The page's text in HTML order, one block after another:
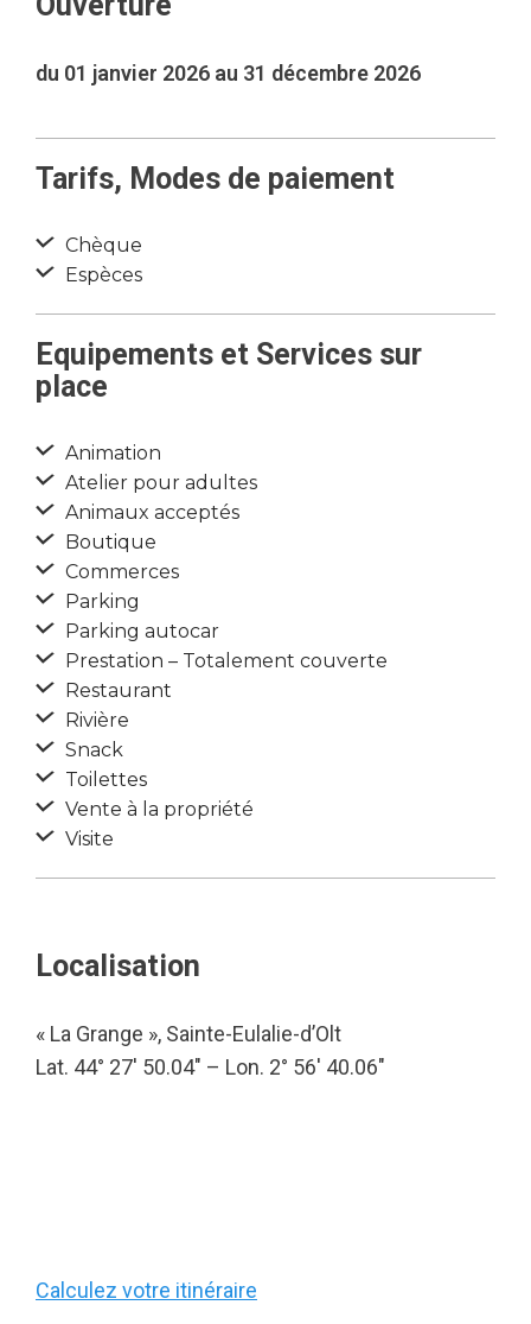
du 01 janvier 2026 au 31 décembre 2026
Tarifs, Modes de paiement
Chèque
Espèces
Equipements et Services sur
place
Animation
Atelier pour adultes
Animaux acceptés
Boutique
Commerces
Parking
Parking autocar
Prestation – Totalement couverte
Restaurant
Rivière
Snack
Toilettes
Vente à la propriété
Visite
Localisation
« La Grange », Sainte-Eulalie-d’Olt
Lat. 44° 27′ 50.04″ – Lon. 2° 56′ 40.06″
Calculez votre itinéraire